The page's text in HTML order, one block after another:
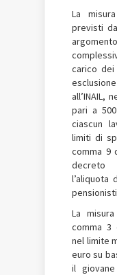
La
previsti
carico
all’INAIL,
pari a
ciascun
limiti di
comma 9
decreto
l’aliquota
La
comma 3
nel limite
euro su
il